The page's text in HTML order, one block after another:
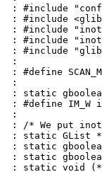
: #include
: #include
: #include
: #include
: #include
:
: #define
:
: static
: #define IM_W
:
: /* We put
: static GList
: static
: static
: static void